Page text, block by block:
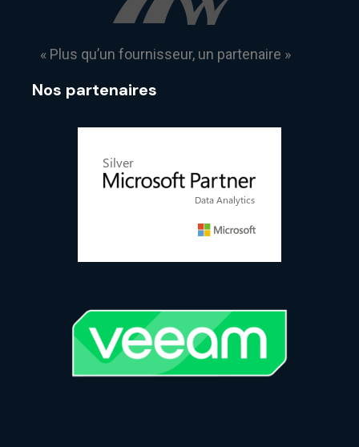
« Plus qu’un fournisseur, un partenaire »
Nos partenaires